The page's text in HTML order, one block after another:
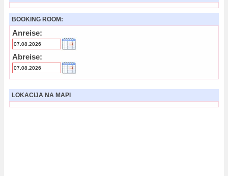
BOOKING ROOM:
Anreise:
Abreise:
LOKACIJA NA MAPI